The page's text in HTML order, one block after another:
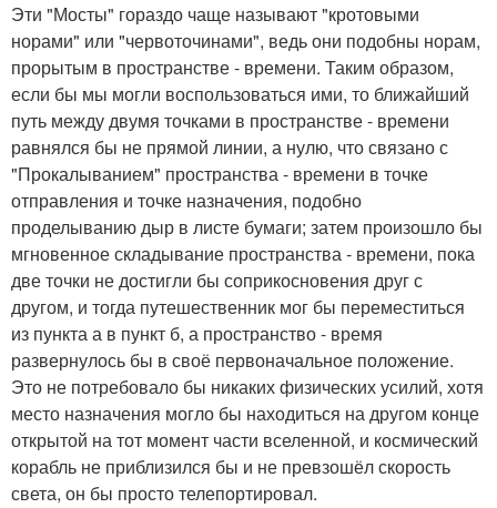
Эти "Мосты" гораздо чаще называют "кротовыми
норами" или "червоточинами", ведь они подобны норам,
прорытым в пространстве - времени. Таким образом,
если бы мы могли воспользоваться ими, то ближайший
путь между двумя точками в пространстве - времени
равнялся бы не прямой линии, а нулю, что связано с
"Прокалыванием" пространства - времени в точке
отправления и точке назначения, подобно
проделыванию дыр в листе бумаги; затем произошло бы
мгновенное складывание пространства - времени, пока
две точки не достигли бы соприкосновения друг с
другом, и тогда путешественник мог бы переместиться
из пункта а в пункт б, а пространство - время
развернулось бы в своё первоначальное положение.
Это не потребовало бы никаких физических усилий, хотя
место назначения могло бы находиться на другом конце
открытой на тот момент части вселенной, и космический
корабль не приблизился бы и не превзошёл скорость
света, он бы просто телепортировал.